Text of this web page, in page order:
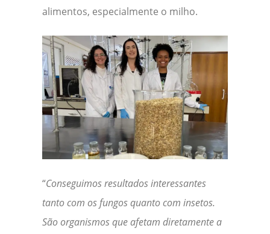
alimentos, especialmente o milho.
“Conseguimos resultados interessantes
tanto com os fungos quanto com insetos.
São organismos que afetam diretamente a